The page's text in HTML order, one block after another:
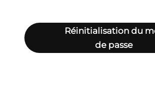
Réinitialisation du
de passe